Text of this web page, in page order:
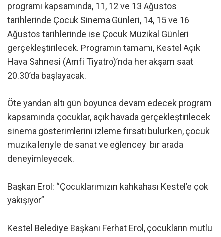
programı kapsamında, 11, 12 ve 13 Ağustos
tarihlerinde Çocuk Sinema Günleri, 14, 15 ve 16
Ağustos tarihlerinde ise Çocuk Müzikal Günleri
gerçekleştirilecek. Programın tamamı, Kestel Açık
Hava Sahnesi (Amfi Tiyatro)’nda her akşam saat
20.30’da başlayacak.
Öte yandan altı gün boyunca devam edecek program
kapsamında çocuklar, açık havada gerçekleştirilecek
sinema gösterimlerini izleme fırsatı bulurken, çocuk
müzikalleriyle de sanat ve eğlenceyi bir arada
deneyimleyecek.
Başkan Erol: “Çocuklarımızın kahkahası Kestel’e çok
yakışıyor”
Kestel Belediye Başkanı Ferhat Erol, çocukların mutlu